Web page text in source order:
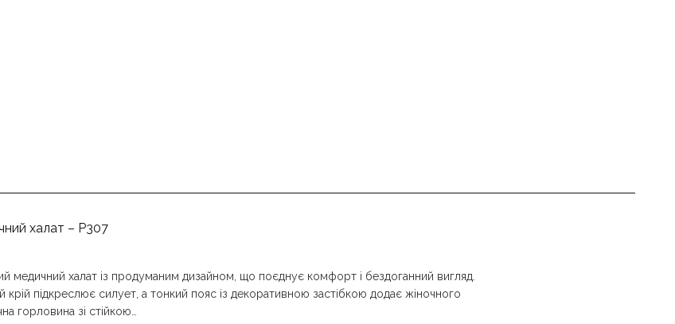
халат – P307
медичний халат із продуманим дизайном, що поєднує комфорт і бездоганний вигляд.
крій підкреслює силует, а тонкий пояс із декоративною застібкою додає жіночного
горловина зі стійкою…